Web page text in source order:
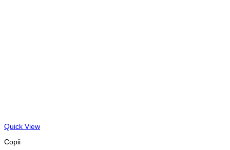
Quick View
Copii